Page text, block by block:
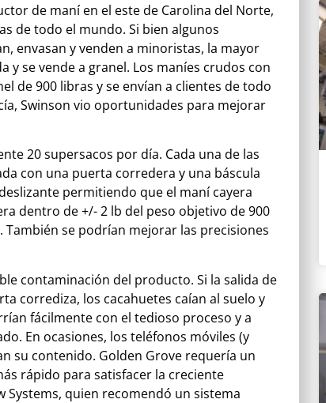
de maní en el este de Carolina del Norte,
de todo el mundo. Si bien algunos
envasan y venden a minoristas, la mayor
y se vende a granel. Los maníes crudos con
de 900 libras y se envían a clientes de todo
Swinson vio oportunidades para mejorar
20 supersacos por día. Cada una de las
con una puerta corredera y una báscula
permitiendo que el maní cayera
dentro de +/- 2 lb del peso objetivo de 900
se podrían mejorar las precisiones
contaminación del producto. Si la salida de
corrediza, los cacahuetes caían al suelo y
fácilmente con el tedioso proceso y a
En ocasiones, los teléfonos móviles (y
su contenido. Golden Grove requería un
rápido para satisfacer la creciente
quien recomendó un sistema